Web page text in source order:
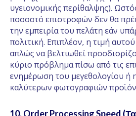
υγειονομικής περίθαλψης).
ποσοστό επιστροφών δεν θα
την εμπειρία του πελάτη εάν
πολιτική. Επιπλέον, η τιμή
απλώς να βελτιωθεί
κύριο πρόβλημα πίσω από τις
ενημέρωση του μεγεθολογίου ή
καλύτερων φωτογραφιών
10. Order Processing Speed